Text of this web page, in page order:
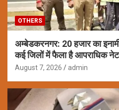
OTHERS
अम्बेडकरनगर: 20 हजार का
कई जिलों में फैला है आपराधिक
August 7, 2026 admin